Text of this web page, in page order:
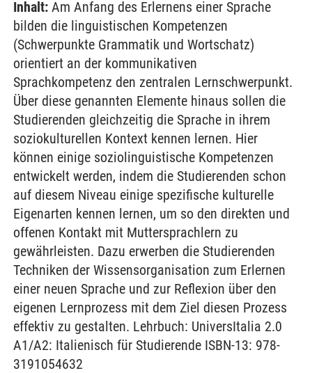
Inhalt: Am Anfang des Erlernens einer Sprache
bilden die linguistischen Kompetenzen
(Schwerpunkte Grammatik und Wortschatz)
orientiert an der kommunikativen
Sprachkompetenz den zentralen Lernschwerpunkt.
Über diese genannten Elemente hinaus sollen die
Studierenden gleichzeitig die Sprache in ihrem
soziokulturellen Kontext kennen lernen. Hier
können einige soziolinguistische Kompetenzen
entwickelt werden, indem die Studierenden schon
auf diesem Niveau einige spezifische kulturelle
Eigenarten kennen lernen, um so den direkten und
offenen Kontakt mit Muttersprachlern zu
gewährleisten. Dazu erwerben die Studierenden
Techniken der Wissensorganisation zum Erlernen
einer neuen Sprache und zur Reflexion über den
eigenen Lernprozess mit dem Ziel diesen Prozess
effektiv zu gestalten. Lehrbuch: UniversItalia 2.0
A1/A2: Italienisch für Studierende ISBN-13: 978-
3191054632